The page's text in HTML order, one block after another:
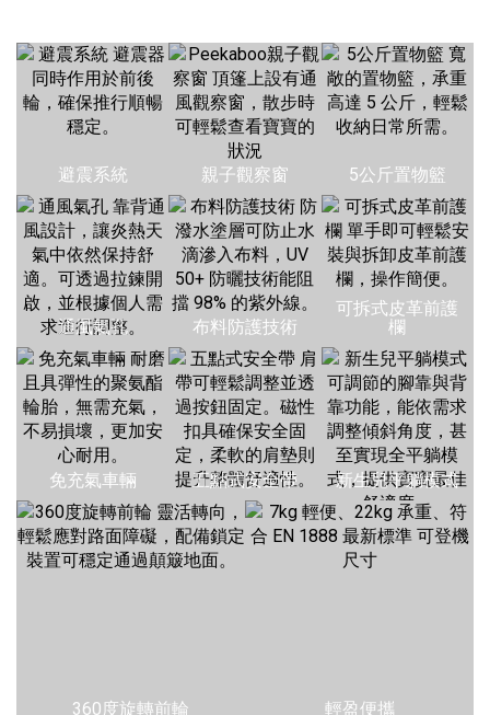
避震系統 親子觀察窗 5公斤置物籃
通風氣孔 布料防護技術
可拆式皮革前護
欄
免充氣車輛 五點式安全帶 新生兒平躺模式
360度旋轉前輪 輕盈便攜